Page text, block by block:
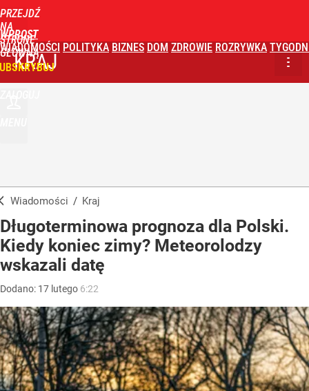
PRZEJDŹ
NA
STRONĘ
GŁÓWNĄ
WPROST
WIADOMOŚCI POLITYKA BIZNES DOM ZDROWIE ROZRYWKA
KRAJ
Wiadomości / Kraj
Długoterminowa prognoza dla Polski.
Kiedy koniec zimy? Meteorolodzy
wskazali datę
Dodano: 17 lutego 6:22